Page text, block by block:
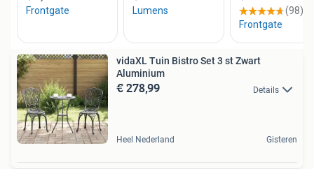
vidaXL Tuin Bistro Set 3 st Zwart
Aluminium
€ 278,99 Details
Heel Nederland Gisteren